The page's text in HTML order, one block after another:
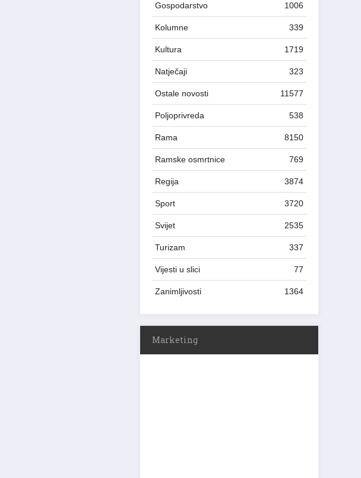
Gospodarstvo 1006
Kolumne 339
Kultura 1719
Natječaji 323
Ostale novosti 11577
Poljoprivreda 538
Rama 8150
Ramske osmrtnice 769
Regija 3874
Sport 3720
Svijet 2535
Turizam 337
Vijesti u slici 77
Zanimljivosti 1364
Marketing